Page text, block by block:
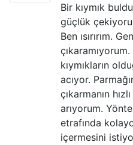
Bir kıymık
güçlük
Ben ısırırım.
çıkaramıyorum.
kıymıkların
acıyor.
çıkarmanın
arıyorum.
etrafında
içermesini